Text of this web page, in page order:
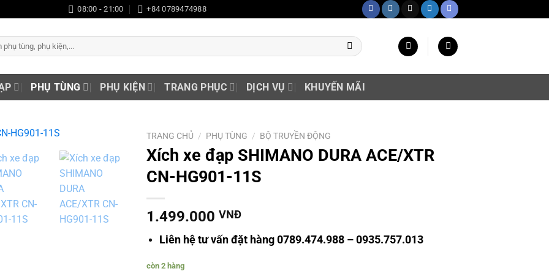
08:00 - 21:00 +84 0789474988
PHỤ TÙNG PHỤ KIỆN TRANG PHỤC DỊCH VỤ KHUYẾN MÃI
Add to
wishlist
TRANG CHỦ / PHỤ TÙNG / BỘ TRUYỀN ĐỘNG
Xích xe đạp SHIMANO DURA ACE/XTR
CN-HG901-11S
1.499.000 VNĐ
Liên hệ tư vấn đặt hàng 0789.474.988 – 0935.757.013
còn 2 hàng